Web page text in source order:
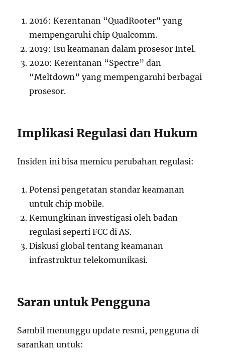
2016: Kerentanan “QuadRooter” yang
mempengaruhi chip Qualcomm.
2019: Isu keamanan dalam prosesor Intel.
2020: Kerentanan “Spectre” dan
“Meltdown” yang mempengaruhi berbagai
prosesor.
Implikasi Regulasi dan Hukum
Insiden ini bisa memicu perubahan regulasi:
Potensi pengetatan standar keamanan
untuk chip mobile.
Kemungkinan investigasi oleh badan
regulasi seperti FCC di AS.
Diskusi global tentang keamanan
infrastruktur telekomunikasi.
Saran untuk Pengguna
Sambil menunggu update resmi, pengguna di
sarankan untuk: